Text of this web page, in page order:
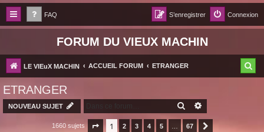
FAQ Connexion
S’enregistrer
FORUM DU VIEUX MACHIN
LE VIEuX MACHIN ACCUEIL FORUM ETRANGER
ETRANGER
NOUVEAU SUJET RECHERCHER
1660 sujets Page sur 67
1 2 3 4 5 67